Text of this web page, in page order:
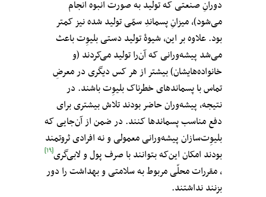
دورانِ صنعتی که تولید به صورت انبوه انجام
می‌شود)،‌ میزانِ پسماندِ سمّی تولید شده نیز کمتر
بود. علاوه بر این، شیوهٔ تولید دستی بلیوِت‌ باعث
می‌شد پیشه‌ورانی که آن‌را تولید می‌کردند (و
خانواده‌هایشان) بیشتر از هر کس دیگری در معرضِ
تماس با پسماندهای خطرناک بلیوِت‌ باشند. در
نتیجه، پیشه‌وران حاضر بودند تلاش بیشتری برای
دفع مناسب پسماندها کنند. در ضمن از آن‌جایی که
بلیوِت‌‌سازان پیشه‌ورانی معمولی و نه افرادی ثروتمند
بودند امکان این‌که بتوانند با صرف پول و لابی‌گری[۱۹]
، مقررات محلّی مربوط به سلامتی و بهداشت را دور
بزنند نداشتند.